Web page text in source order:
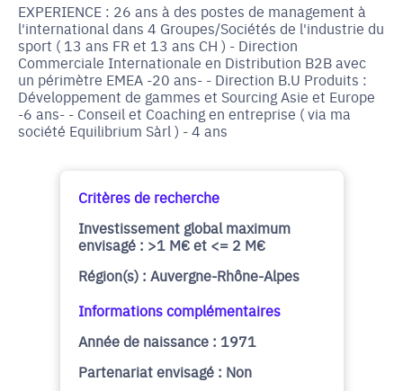
EXPERIENCE : 26 ans à des postes de management à
l'international dans 4 Groupes/Sociétés de l'industrie du
sport ( 13 ans FR et 13 ans CH ) - Direction
Commerciale Internationale en Distribution B2B avec
un périmètre EMEA -20 ans- - Direction B.U Produits :
Développement de gammes et Sourcing Asie et Europe
-6 ans- - Conseil et Coaching en entreprise ( via ma
société Equilibrium Sàrl ) - 4 ans
Critères de recherche
Investissement global maximum
envisagé : >1 M€ et <= 2 M€
Région(s) : Auvergne-Rhône-Alpes
Informations complémentaires
Année de naissance : 1971
Partenariat envisagé : Non